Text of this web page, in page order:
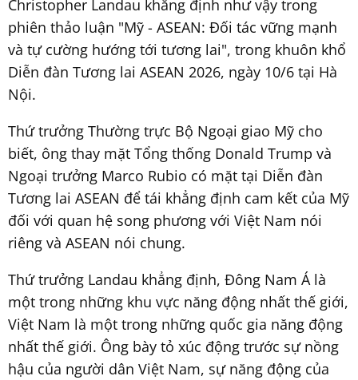
Christopher Landau khẳng định như vậy trong
phiên thảo luận "Mỹ - ASEAN: Đối tác vững mạnh
và tự cường hướng tới tương lai", trong khuôn khổ
Diễn đàn Tương lai ASEAN 2026, ngày 10/6 tại Hà
Nội.
Thứ trưởng Thường trực Bộ Ngoại giao Mỹ cho
biết, ông thay mặt Tổng thống Donald Trump và
Ngoại trưởng Marco Rubio có mặt tại Diễn đàn
Tương lai ASEAN để tái khẳng định cam kết của Mỹ
đối với quan hệ song phương với Việt Nam nói
riêng và ASEAN nói chung.
Thứ trưởng Landau khẳng định, Đông Nam Á là
một trong những khu vực năng động nhất thế giới,
Việt Nam là một trong những quốc gia năng động
nhất thế giới. Ông bày tỏ xúc động trước sự nồng
hậu của người dân Việt Nam, sự năng động của